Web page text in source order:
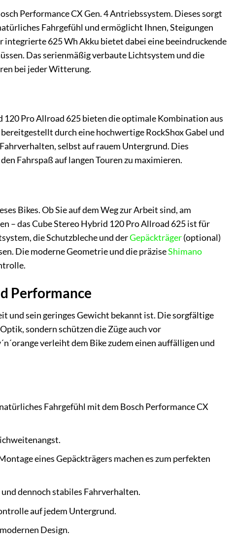
Performance CX Gen. 4 Antriebssystem. Dieses sorgt
Fahrgefühl und ermöglicht Ihnen, Steigungen
625 Wh Akku bietet dabei eine beeindruckende
Das serienmäßig verbaute Lichtsystem und die
bei jeder Witterung.
Pro Allroad 625 bieten die optimale Kombination aus
durch eine hochwertige RockShox Gabel und
selbst auf rauem Untergrund. Dies
Fahrspaß auf langen Touren zu maximieren.
Bikes. Ob Sie auf dem Weg zur Arbeit sind, am
– das Cube Stereo Hybrid 120 Pro Allroad 625 ist für
die Schutzbleche und derGepäckträger(optional)
Die moderne Geometrie und die präziseShimano
Performance
und sein geringes Gewicht bekannt ist. Die sorgfältige
sondern schützen die Züge auch vor
verleiht dem Bike zudem einen auffälligen und
Fahrgefühl mit dem Bosch Performance CX
eines Gepäckträgers machen es zum perfekten
dennoch stabiles Fahrverhalten.
auf jedem Untergrund.
Design.